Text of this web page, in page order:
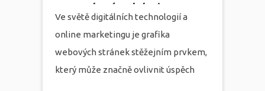
pro moderní webdesign v roce
2023
Ve světě digitálních technologií a
online marketingu je grafika
webových stránek stěžejním prvkem,
který může značně ovlivnit úspěch